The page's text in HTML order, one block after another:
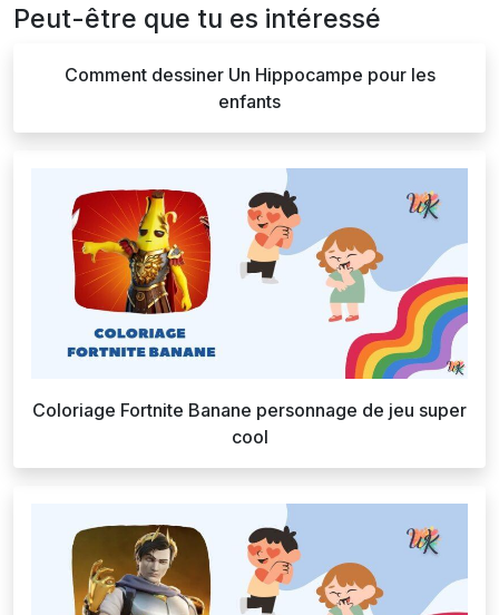
Peut-être que tu es intéressé
Comment dessiner Un Hippocampe pour les
enfants
Coloriage Fortnite Banane personnage de jeu super
cool